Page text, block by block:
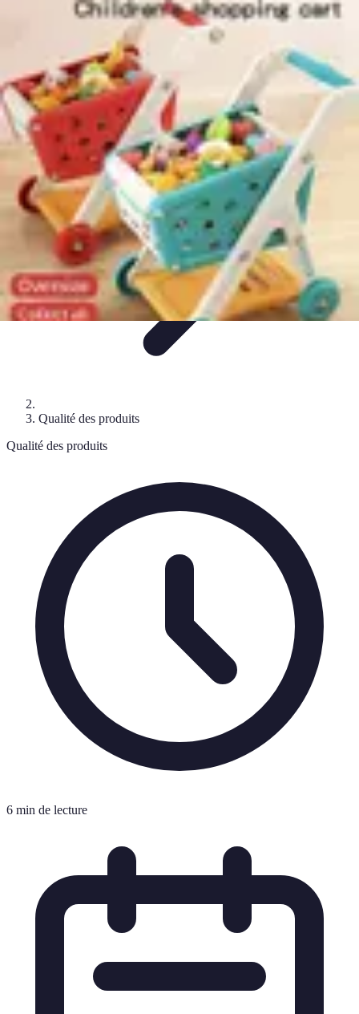
Supermarché Online
Conseils pratiquesTendances
Supermarché Online
Qualité des produits
Qualité des produits
6 min de lecture